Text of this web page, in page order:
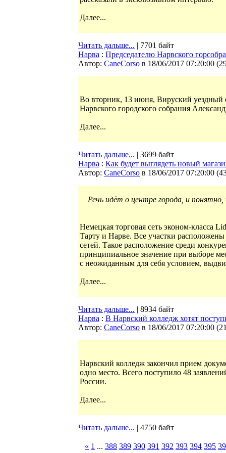
Далее...
Читать дальше... | 7701 байт
Нарва : Председателю Нарвского
Автор: CaneCorso в 18/06/2017 07:20:00 (
Во вторник, 13 июня, Вируский уездный
Нарвского городского собрания
Далее...
Читать дальше... | 3699 байт
Нарва : Как будет выглядеть новый
Автор: CaneCorso в 18/06/2017 07:20:00 (
Речь идёт о центре города, и
Немецкая торговая сеть эконом-класса
Тарту и Нарве. Все участки
сетей. Такое расположение среди
принципиальное значение при выборе
с неожиданным для себя условием,
Далее...
Читать дальше... | 8934 байт
Нарва : В Нарвский колледж хотят
Автор: CaneCorso в 18/06/2017 07:20:00 (
Нарвский колледж закончил прием
одно место. Всего поступило 48
России.
Далее...
Читать дальше... | 4750 байт
« 1 ... 388 389 390 391 392 393 394 395